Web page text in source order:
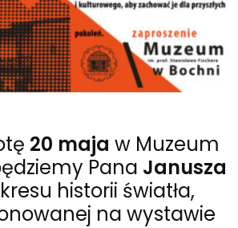
20 maja w Muzeum
Pana Janusza
historii światła,
na wystawie